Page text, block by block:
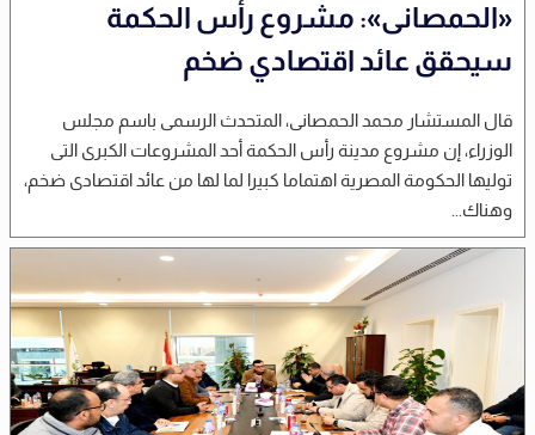
«الحمصانى»: مشروع رأس الحكمة
سيحقق عائد اقتصادي ضخم
قال المستشار محمد الحمصانى، المتحدث الرسمى باسم مجلس
الوزراء، إن مشروع مدينة رأس الحكمة أحد المشروعات الكبرى التى
توليها الحكومة المصرية اهتماما كبيرا لما لها من عائد اقتصادى ضخم،
وهناك...